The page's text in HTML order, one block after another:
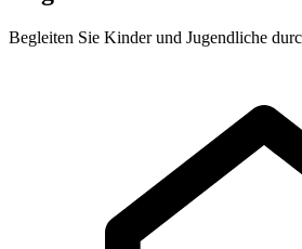
Begleiten Sie Kinder und Jugendliche